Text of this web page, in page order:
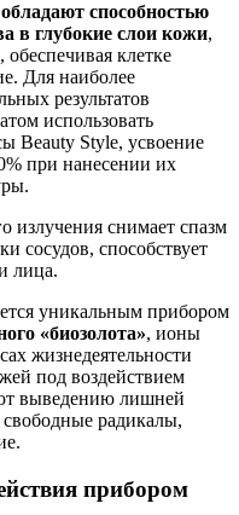
способностью
в глубокие слои кожи,
клетке
Для наиболее
результатов
использовать
Beauty Style, усвоение
при нанесении их
излучения снимает спазм
сосудов, способствует
лица.
уникальным прибором
«биозолота», ионы
жизнедеятельности
под воздействием
выведению лишней
радикалы,
прибором